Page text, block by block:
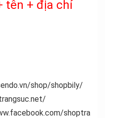
tên + địa chỉ
shop/shopbily/
shoptra